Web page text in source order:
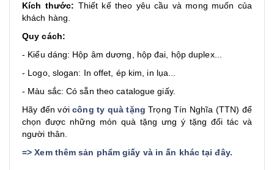
Kích thước: Thiết kế theo yêu cầu và mong muốn của
khách hàng.
Quy cách:
- Kiểu dáng: Hộp âm dương, hộp đai, hộp duplex...
- Logo, slogan: In offet, ép kim, in lụa...
- Màu sắc: Có sẵn theo catalogue giấy.
Hãy đến vớicông ty quà tặng Trọng Tín Nghĩa (TTN) để
chọn được những món quà tặng ưng ý tặng đối tác và
người thân.
=>Xem thêm sản phẩm giấy và in ấn khác tại đây.